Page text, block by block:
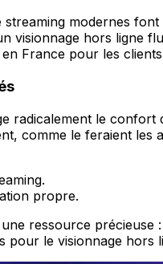
streaming modernes
visionnage hors ligne
France pour les
radicalement le confort
comme le feraient les
propre.
ressource
pour le visionnage hors